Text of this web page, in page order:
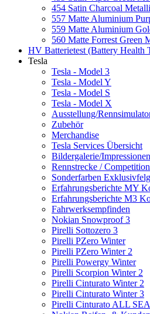
454 Satin Charcoal
557 Matte Aluminium
559 Matte Aluminium
560 Matte Forrest Green
HV Batterietest (Battery Health
Tesla
Tesla - Model 3
Tesla - Model Y
Tesla - Model S
Tesla - Model X
Ausstellung/
Zubehör
Merchandise
Tesla Services Übersicht
Bildergalerie/Impressionen
Rennstrecke /
Sonderfarben
Erfahrungsberichte MY
Erfahrungsberichte M3
Fahrwerksempfinden
Nokian Snowproof 3
Pirelli Sottozero 3
Pirelli PZero Winter
Pirelli PZero Winter 2
Pirelli Powergy Winter
Pirelli Scorpion Winter 2
Pirelli Cinturato Winter 2
Pirelli Cinturato Winter 3
Pirelli Cinturato ALL